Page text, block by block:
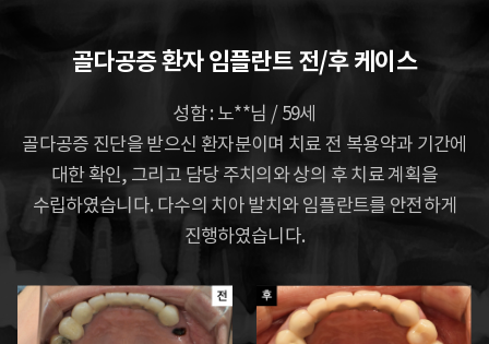
골다공증 환자 임플란트 전/후 케이스
성함 : 노**님 / 59세
골다공증 진단을 받으신 환자분이며 치료 전 복용약과 기간에
대한 확인, 그리고 담당 주치의와상의 후 치료 계획을
수립하였습니다. 다수의 치아 발치와 임플란트를 안전하게
진행하였습니다.